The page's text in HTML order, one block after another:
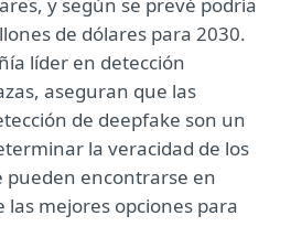
de dólares para 2030.
líder en detección
aseguran que las
de deepfake son un
la veracidad de los
pueden encontrarse en
mejores opciones para